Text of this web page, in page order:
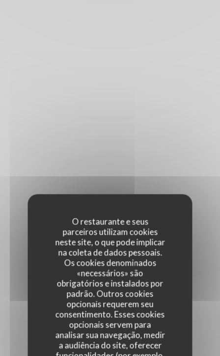
O restaurante e seus
parceiros utilizam cookies
neste site, o que pode implicar
na coleta de dados pessoais.
Os cookies denominados
«necessários» são
obrigatórios e instalados por
padrão. Outros cookies
opcionais requerem seu
consentimento. Esses cookies
opcionais servem para
analisar sua navegação, medir
a audiência do site, oferecer